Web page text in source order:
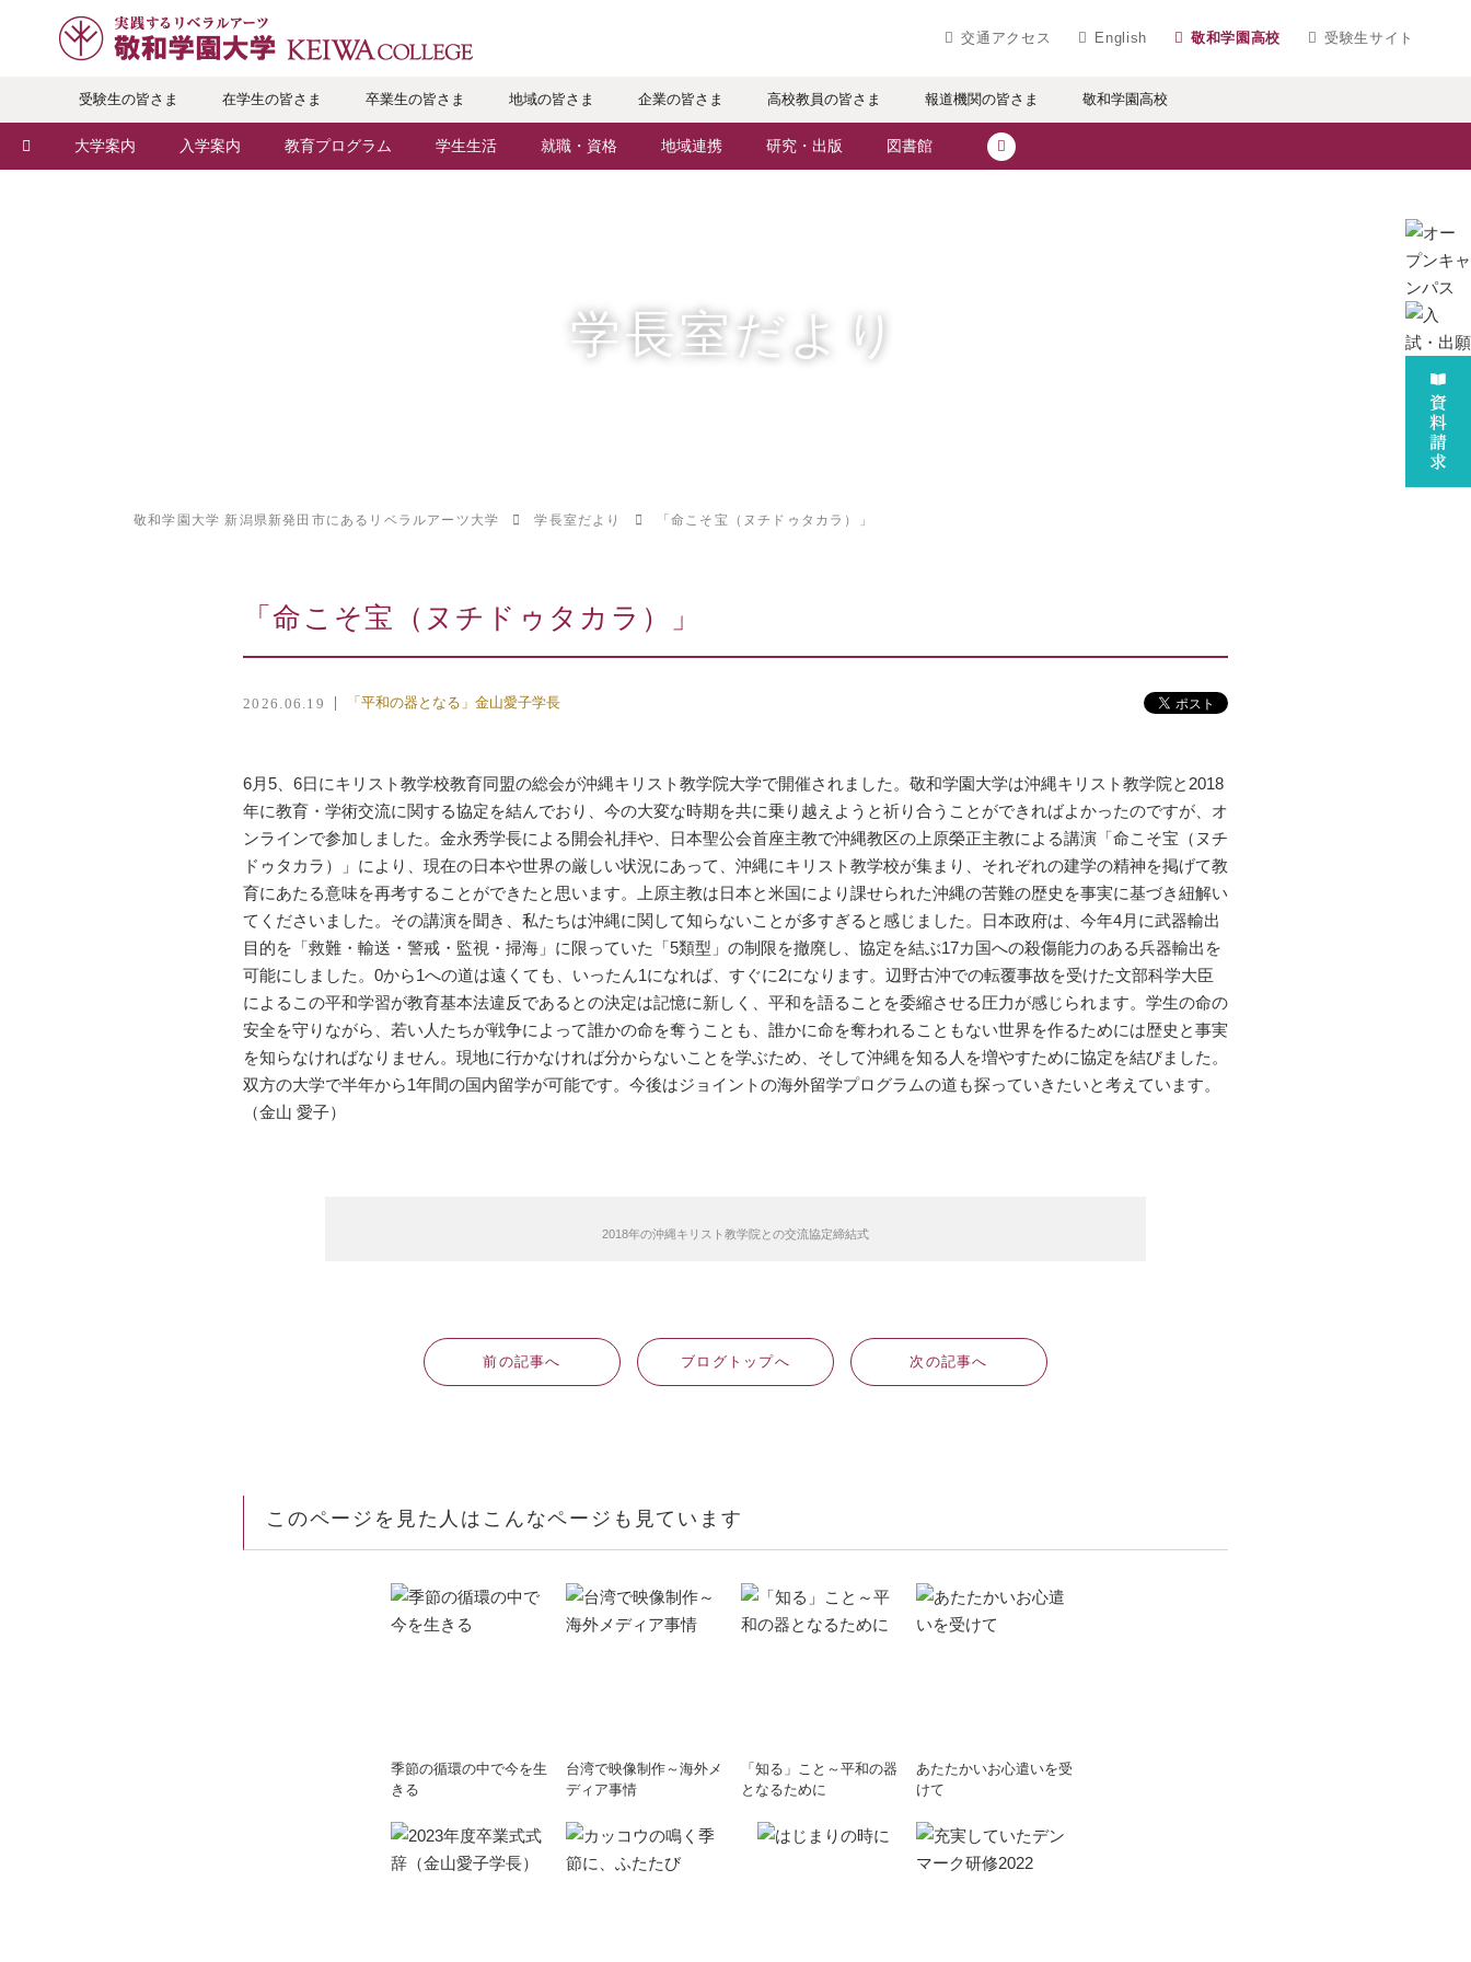
交通アクセス English 敬和学園高校 受験生サイト
受験生の皆さま 在学生の皆さま 卒業生の皆さま 地域の皆さま 企業の皆さま 高校教員の皆さま 報道機関の皆さま 敬和学園高校
大学案内 入学案内 教育プログラム 学生生活 就職・資格
就職実績
地域連携
社会人・シニア入学
研究・出版
研究論文
図書館
学長室だより
敬和学園大学 新潟県新発田市にあるリベラルアーツ大学 学長室だより 「命こそ宝（ヌチドゥタカラ）」
「命こそ宝（ヌチドゥタカラ）」
2026.06.19 「平和の器となる」金山愛子学長
6月5、6日にキリスト教学校教育同盟の総会が沖縄キリスト教学院大学で開催されました。敬和学園大学は沖縄キリスト教学院と2018
年に教育・学術交流に関する協定を結んでおり、今の大変な時期を共に乗り越えようと祈り合うことができればよかったのですが、オ
ンラインで参加しました。金永秀学長による開会礼拝や、日本聖公会首座主教で沖縄教区の上原榮正主教による講演「命こそ宝（ヌチ
ドゥタカラ）」により、現在の日本や世界の厳しい状況にあって、沖縄にキリスト教学校が集まり、それぞれの建学の精神を掲げて教
育にあたる意味を再考することができたと思います。上原主教は日本と米国により課せられた沖縄の苦難の歴史を事実に基づき紐解い
てくださいました。その講演を聞き、私たちは沖縄に関して知らないことが多すぎると感じました。日本政府は、今年4月に武器輸出
目的を「救難・輸送・警戒・監視・掃海」に限っていた「5類型」の制限を撤廃し、協定を結ぶ17カ国への殺傷能力のある兵器輸出を
可能にしました。0から1への道は遠くても、いったん1になれば、すぐに2になります。辺野古沖での転覆事故を受けた文部科学大臣
によるこの平和学習が教育基本法違反であるとの決定は記憶に新しく、平和を語ることを委縮させる圧力が感じられます。学生の命の
安全を守りながら、若い人たちが戦争によって誰かの命を奪うことも、誰かに命を奪われることもない世界を作るためには歴史と事実
を知らなければなりません。現地に行かなければ分からないことを学ぶため、そして沖縄を知る人を増やすために協定を結びました。
双方の大学で半年から1年間の国内留学が可能です。今後はジョイントの海外留学プログラムの道も探っていきたいと考えています。
（金山 愛子）
2018年の沖縄キリスト教学院との交流協定締結式
前の記事へ ブログ トップへ 次 の記事へ
このページを見た人はこんなページも見ています
季節の循環の中で今を生
きる
台湾で映像制作～海外メ
ディア事情
「知る」こと～平和の器
となるために
あたたかいお心遣いを受
けて